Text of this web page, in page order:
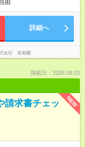
由
詳細へ
会社 首都圏
掲載日：2026.08.03
NEW
請求書チェッ